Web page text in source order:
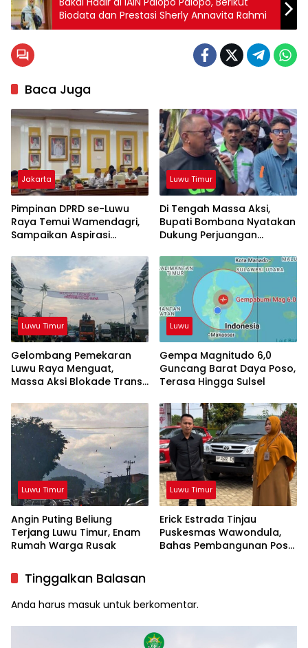
Biodata dan Prestasi Sherly Annavita Rahmi
Baca Juga
Jakarta
Pimpinan DPRD se-Luwu
Raya Temui Wamendagri,
Sampaikan Aspirasi
Luwu Timur
Di Tengah Massa Aksi,
Bupati Bombana Nyatakan
Dukung Perjuangan
Luwu Timur
Gelombang Pemekaran
Luwu Raya Menguat,
Massa Aksi Blokade Trans
Luwu
Gempa Magnitudo 6,0
Guncang Barat Daya Poso,
Terasa Hingga Sulsel
Luwu Timur
Angin Puting Beliung
Terjang Luwu Timur, Enam
Rumah Warga Rusak
Luwu Timur
Erick Estrada Tinjau
Puskesmas Wawondula,
Bahas Pembangunan Pos
Tinggalkan Balasan
Anda harus masuk untuk berkomentar.